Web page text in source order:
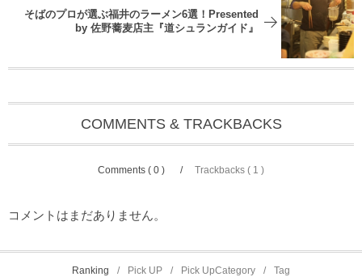
そばのプロが選ぶ福井のラーメン6選！Presented
by 佐野蕎麦店主『道シュランガイド』
COMMENTS & TRACKBACKS
Comments ( 0 ) Trackbacks ( 1 )
コメントはまだありません。
Ranking Pick UP Pick UpCategory Tag